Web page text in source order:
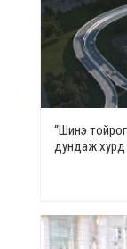
“Шинэ тойрог
дундаж хурд